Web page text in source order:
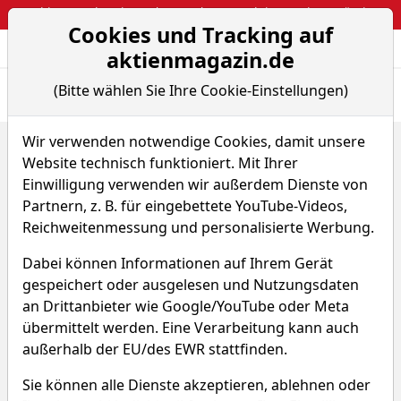
Webinar: So kassierst du trotzdem attraktive Optionsprämien
Aktien- und
Home Aktien Seven & I Holdings Co. Ltd. Chart-Tool
Seven & I Holdings Aktie
Watchlist S6M WKN A0F7DY
Cookies und Tracking auf
aktienmagazin.de
(Bitte wählen Sie Ihre Cookie-Einstellungen)
Wir verwenden notwendige Cookies, damit unsere
Website technisch funktioniert. Mit Ihrer
Einwilligung verwenden wir außerdem Dienste von
Partnern, z. B. für eingebettete YouTube-Videos,
Reichweitenmessung und personalisierte Werbung.
Dabei können Informationen auf Ihrem Gerät
gespeichert oder ausgelesen und Nutzungsdaten
an Drittanbieter wie Google/YouTube oder Meta
übermittelt werden. Eine Verarbeitung kann auch
außerhalb der EU/des EWR stattfinden.
Sie können alle Dienste akzeptieren, ablehnen oder